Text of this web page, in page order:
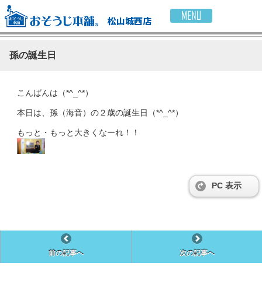
松山城西店
孫の誕生日
こんばんは（*^_^*）
本日は、孫（海音）の２歳の誕生日（*^_^*）
もっと・もっと大きくなーれ！！
PC 表示
前の記事へ 次の記事へ